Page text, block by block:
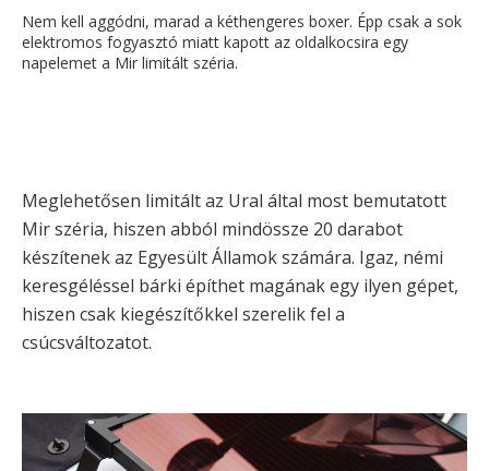
Nem kell aggódni, marad a kéthengeres boxer. Épp csak a sok
elektromos fogyasztó miatt kapott az oldalkocsira egy
napelemet a Mir limitált széria.
Meglehetősen limitált az Ural által most bemutatott
Mir széria, hiszen abból mindössze 20 darabot
készítenek az Egyesült Államok számára. Igaz, némi
keresgéléssel bárki építhet magának egy ilyen gépet,
hiszen csak kiegészítőkkel szerelik fel a
csúcsváltozatot.